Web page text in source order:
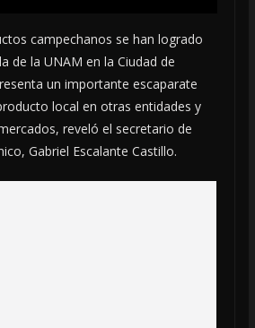
campechanos se han logrado
de la UNAM en la Ciudad de
un importante escaparate
local en otras entidades y
reveló el secretario de
Gabriel Escalante Castillo.